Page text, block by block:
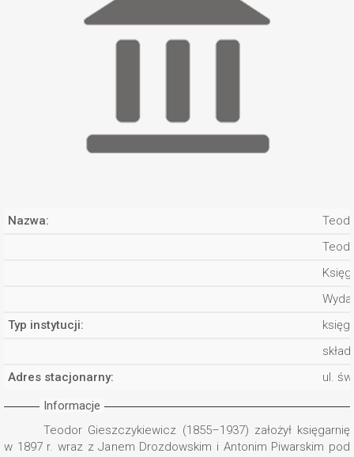
Nazwa:
Typ instytucji:
Adres stacjonarny:
ul.
Informacje
Teodor Gieszczykiewicz (1855–1937) założył księgarnię
w 1897 r. wraz z Janem Drozdowskim i Antonim Piwarskim pod